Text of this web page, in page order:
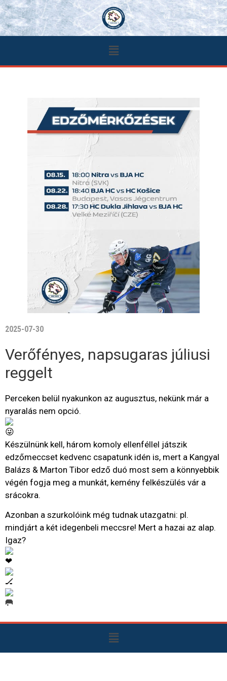
2025-07-30
Verőfényes, napsugaras júliusi
reggelt
Perceken belül nyakunkon az augusztus, nekünk már a
nyaralás nem opció.
Készülnünk kell, három komoly ellenféllel játszik
edzőmeccset kedvenc csapatunk idén is, mert a Kangyal
Balázs & Marton Tibor edző duó most sem a könnyebbik
végén fogja meg a munkát, kemény felkészülés vár a
srácokra.
Azonban a szurkolóink még tudnak utazgatni: pl.
mindjárt a két idegenbeli meccsre! Mert a hazai az alap.
Igaz?